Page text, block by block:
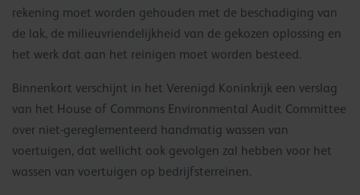
rekening moet worden gehouden met de beschadiging van
de lak, de milieuvriendelijkheid van de gekozen oplossing en
het werk dat aan het reinigen moet worden besteed.
Binnenkort verschijnt in het Verenigd Koninkrijk een verslag
van het House of Commons Environmental Audit Committee
over niet-gereglementeerd handmatig wassen van
voertuigen, dat wellicht ook gevolgen zal hebben voor het
wassen van voertuigen op bedrijfsterreinen.